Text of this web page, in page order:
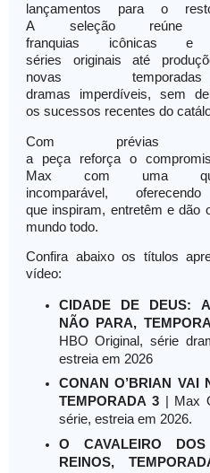
lançamentos para o
A seleção reúne
franquias icônicas
séries originais até
novas
dramas imperdíveis, sem
os sucessos recentes do
Com prévias
a peça reforça o
Max com uma
incomparável,
que inspiram, entretêm e dão
mundo todo.
Confira abaixo os títulos
vídeo:
CIDADE DE DEUS:
NÃO PARA,
HBO Original, série
estreia em 2026
CONAN O’BRIAN VAI
TEMPORADA 3
| Max
série, estreia em 2026.
O CAVALEIRO
REINOS,